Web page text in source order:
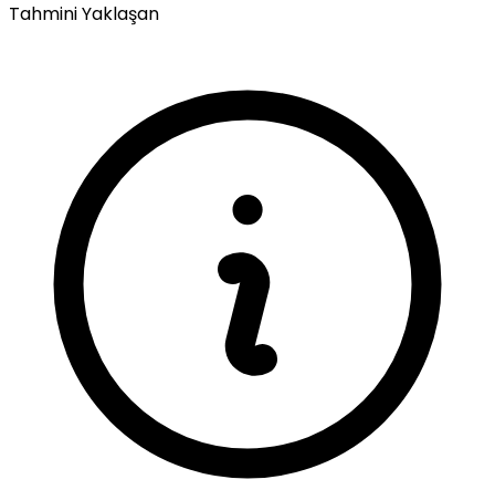
TahminiYaklaşan